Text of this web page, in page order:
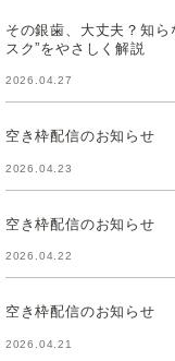
その銀歯、大丈夫？知ら
スク”をやさしく解説
2026.04.27
空き枠配信のお知らせ
2026.04.23
空き枠配信のお知らせ
2026.04.22
空き枠配信のお知らせ
2026.04.21